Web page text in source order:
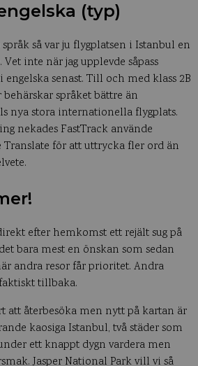
(typ)
så var ju flygplatsen i Istanbul en
inte när jag upplevde såpass
senast. Till och med klass 2B
språket bättre än
nya stora internationella flygplats.
nekades FastTrack använde
Translate för att uttrycka fler ord än
efter hemkomst ett rejält sug på
bara mest en önskan som sedan
andra resor får prioritet. Andra
tillbaka.
att återbesöka men nytt på kartan är
kaosiga Istanbul, två städer som
ett knappt dygn vardera men
Jasper National Park vill vi så